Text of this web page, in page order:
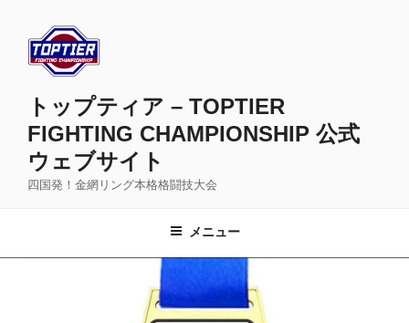
トップティア – TOPTIER
FIGHTING CHAMPIONSHIP 公式
ウェブサイト
四国発！金網リング本格格闘技大会
メニュー